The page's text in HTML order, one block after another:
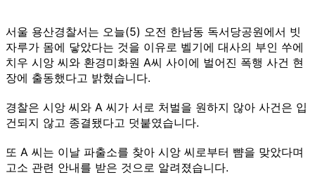
서울 용산경찰서는 오늘(5) 오전 한남동 독서당공원에서 빗
자루가 몸에 닿았다는 것을 이유로 벨기에 대사의 부인 쑤에
치우 시앙 씨와 환경미화원 A씨 사이에 벌어진 폭행 사건 현
장에 출동했다고 밝혔습니다.
경찰은 시앙 씨와 A 씨가 서로 처벌을 원하지 않아 사건은 입
건되지 않고 종결됐다고 덧붙였습니다.
또 A 씨는 이날 파출소를 찾아 시앙 씨로부터 뺨을 맞았다며
고소 관련 안내를 받은 것으로 알려졌습니다.